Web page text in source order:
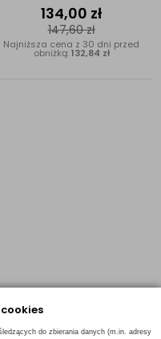
do zbierania danych (m.in. adresy
134,00 zł
147,60zł
Najniższa cena z 30 dni przed
obniżką:132,84 zł